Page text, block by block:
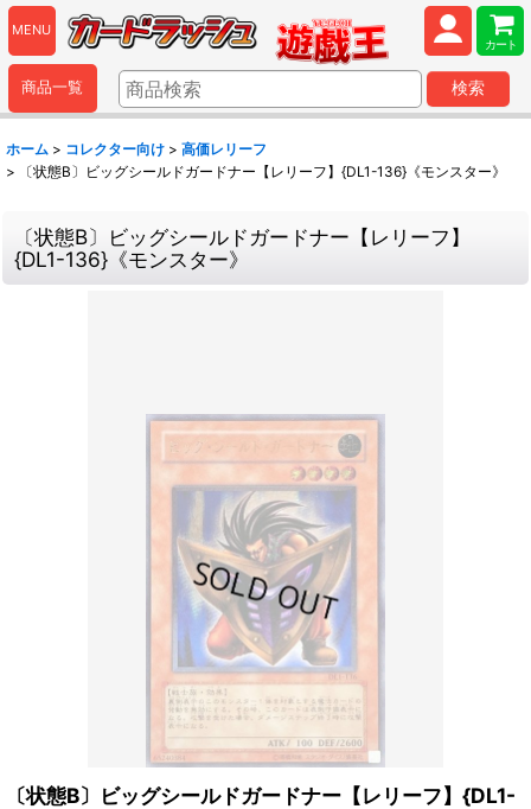
MENU
カート
商品一覧 検索
ホーム > コレクター向け > 高価レリーフ
>
〔状態B〕ビッグシールドガードナー【レリーフ】{DL1-136}《モンスター》
〔状態B〕ビッグシールドガードナー【レリーフ】
{DL1-136}《モンスター》
〔状態B〕ビッグシールドガードナー【レリーフ】{DL1-